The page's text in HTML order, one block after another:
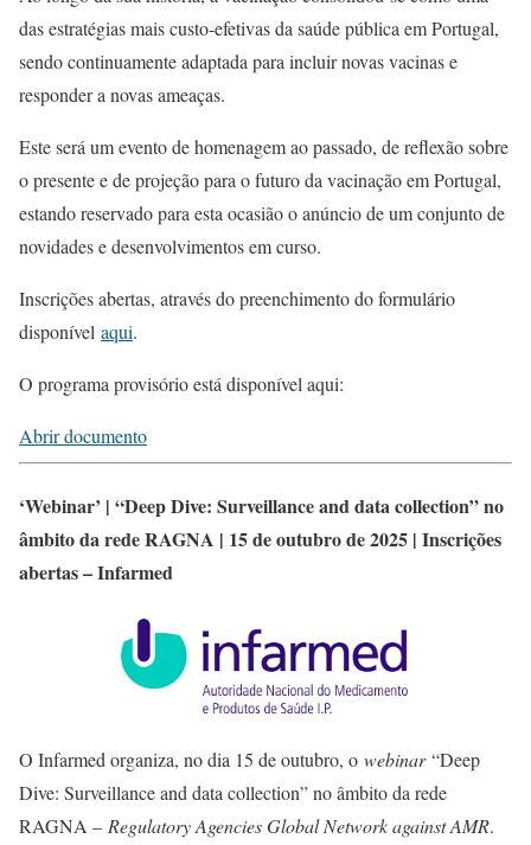
das estratégias mais custo-efetivas da saúde pública em Portugal,
sendo continuamente adaptada para incluir novas vacinas e
responder a novas ameaças.
Este será um evento de homenagem ao passado, de reflexão sobre
o presente e de projeção para o futuro da vacinação em Portugal,
estando reservado para esta ocasião o anúncio de um conjunto de
novidades e desenvolvimentos em curso.
Inscrições abertas, através do preenchimento do formulário
disponível aqui.
O programa provisório está disponível aqui:
Abrir documento
‘Webinar’ | “Deep Dive: Surveillance and data collection” no
âmbito da rede RAGNA | 15 de outubro de 2025 | Inscrições
abertas – Infarmed
O Infarmed organiza, no dia 15 de outubro, o webinar“Deep
Dive: Surveillance and data collection” no âmbito da rede
RAGNA – Regulatory Agencies Global Network against AMR.